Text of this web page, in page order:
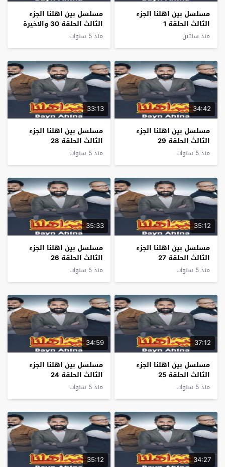
مسلسل بين اهلنا الجزء
الثالث الحلقة 1
منذ سنتين
مسلسل بين اهلنا الجزء
الثالث الحلقة 30 والاخيرة
منذ 5 سنوات
34:42
مسلسل بين اهلنا الجزء
الثالث الحلقة 29
منذ 5 سنوات
33:13
مسلسل بين اهلنا الجزء
الثالث الحلقة 28
منذ 5 سنوات
35:12
مسلسل بين اهلنا الجزء
الثالث الحلقة 27
منذ 5 سنوات
35:33
مسلسل بين اهلنا الجزء
الثالث الحلقة 26
منذ 5 سنوات
37:12
مسلسل بين اهلنا الجزء
الثالث الحلقة 25
منذ 5 سنوات
34:59
مسلسل بين اهلنا الجزء
الثالث الحلقة 24
منذ 5 سنوات
34:27
35:12